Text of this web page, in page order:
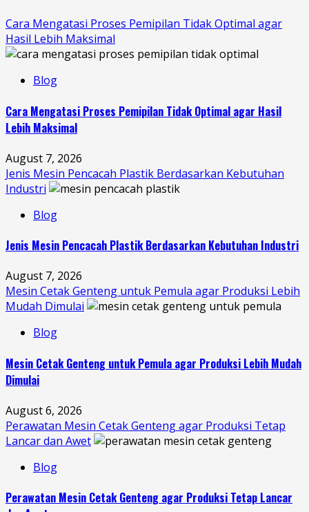
Cara Mengatasi Proses Pemipilan Tidak Optimal agar
Hasil Lebih Maksimal
Blog
Cara Mengatasi Proses Pemipilan Tidak Optimal agar Hasil
Lebih Maksimal
August 7, 2026
Jenis Mesin Pencacah Plastik Berdasarkan Kebutuhan
Industri
Blog
Jenis Mesin Pencacah Plastik Berdasarkan Kebutuhan Industri
August 7, 2026
Mesin Cetak Genteng untuk Pemula agar Produksi Lebih
Mudah Dimulai
Blog
Mesin Cetak Genteng untuk Pemula agar Produksi Lebih Mudah
Dimulai
August 6, 2026
Perawatan Mesin Cetak Genteng agar Produksi Tetap
Lancar dan Awet
Blog
Perawatan Mesin Cetak Genteng agar Produksi Tetap Lancar